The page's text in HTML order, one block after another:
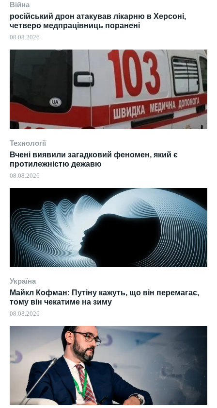
Війна
російський дрон атакував лікарню в Херсоні,
четверо медпрацівниць поранені
08.08.2026
Технології
Вчені виявили загадковий феномен, який є
протилежністю дежавю
08.08.2026
Україна
Майкл Кофман: Путіну кажуть, що він перемагає,
тому він чекатиме на зиму
08.08.2026